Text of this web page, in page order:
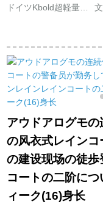
ドイツKbold超軽量黒
傘5つ折りりたみ傘晴
雨兼用保護黒-エナギ
ルA 013
アウドアログモ
の风衣式レイン
の建设现场の徒
コートの二阶に
ィーク(16)身长